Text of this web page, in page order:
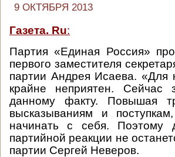
9 ОКТЯБРЯ 2013
Газета. Ru:
Партия «Единая Россия»
первого заместителя
партии Андрея Исаева.
крайне неприятен. Сейчас
данному факту. Повышая
высказываниям и
начинать с себя. Поэтому
партийной реакции не
партии Сергей Неверов.